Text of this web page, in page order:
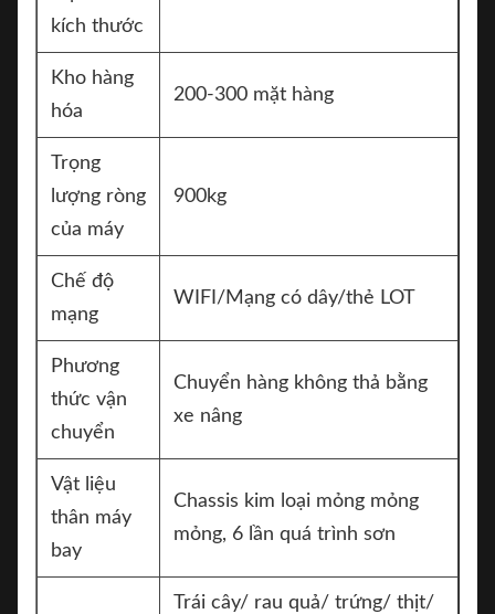
kích thước
Kho hàng
hóa
200-300 mặt hàng
Trọng
lượng ròng
của máy
900kg
Chế độ
mạng
WIFI/Mạng có dây/thẻ LOT
Phương
thức vận
chuyển
Chuyển hàng không thả bằng
xe nâng
Vật liệu
thân máy
bay
Chassis kim loại mỏng mỏng
mỏng, 6 lần quá trình sơn
Trái cây/ rau quả/ trứng/ thịt/